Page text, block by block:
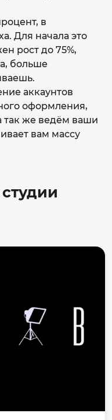
в
Для начала это
рост до 75%,
больше
аккаунтов
оформления,
так же ведём ваши
вам массу